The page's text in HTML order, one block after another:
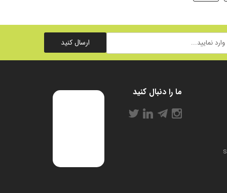
ما را دنبال کنید
ارسال کنید